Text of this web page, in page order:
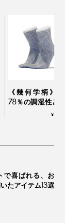
《幾何学柄》
78％の調湿性と
編みのフィッ
¥
で喜ばれる、お
たアイテム13選